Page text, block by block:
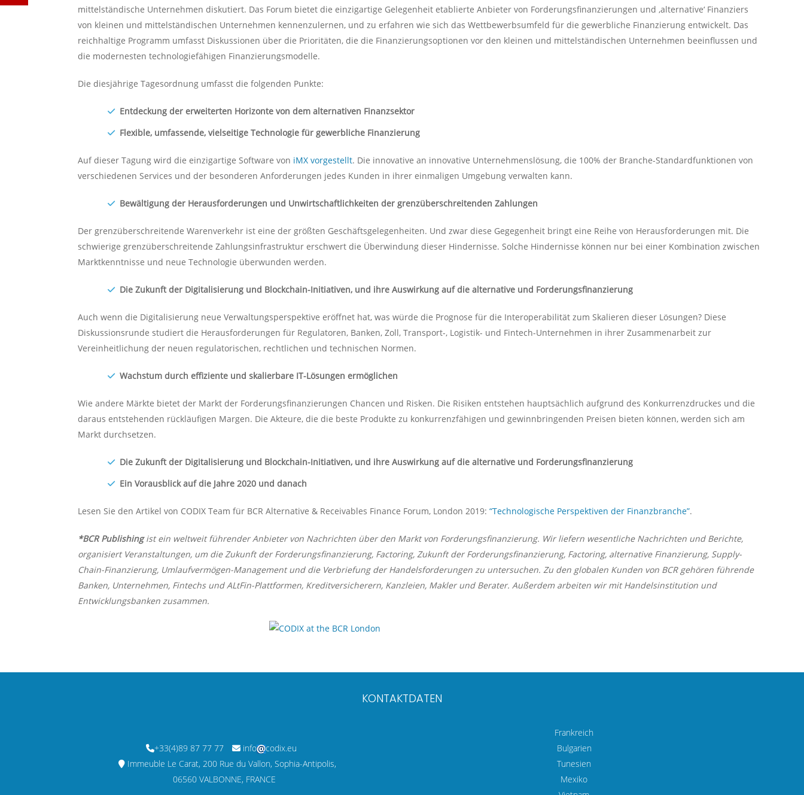
mittelständische Unternehmen diskutiert. Das Forum bietet die einzigartige Gelegenheit etablierte Anbieter von Forderungsfinanzierungen und ‚alternative‘ Finanziers
von kleinen und mittelständischen Unternehmen kennenzulernen, und zu erfahren wie sich das Wettbewerbsumfeld für die gewerbliche Finanzierung entwickelt. Das
reichhaltige Programm umfasst Diskussionen über die Prioritäten, die die Finanzierungsoptionen vor den kleinen und mittelständischen Unternehmen beeinflussen und
die modernesten technologiefähigen Finanzierungsmodelle.
Die diesjährige Tagesordnung umfasst die folgenden Punkte:
Entdeckung der erweiterten Horizonte von dem alternativen Finanzsektor
Flexible, umfassende, vielseitige Technologie für gewerbliche Finanzierung
Auf dieser Tagung wird die einzigartige Software von iMX vorgestellt. Die innovative an innovative Unternehmenslösung, die 100% der Branche-Standardfunktionen von
verschiedenen Services und der besonderen Anforderungen jedes Kunden in ihrer einmaligen Umgebung verwalten kann.
Bewältigung der Herausforderungen und Unwirtschaftlichkeiten der grenzüberschreitenden Zahlungen
Der grenzüberschreitende Warenverkehr ist eine der größten Geschäftsgelegenheiten. Und zwar diese Gegegenheit bringt eine Reihe von Herausforderungen mit. Die
schwierige grenzüberschreitende Zahlungsinfrastruktur erschwert die Überwindung dieser Hindernisse. Solche Hindernisse können nur bei einer Kombination zwischen
Marktkenntnisse und neue Technologie überwunden werden.
Die Zukunft der Digitalisierung und Blockchain-Initiativen, und ihre Auswirkung auf die alternative und Forderungsfinanzierung
Auch wenn die Digitalisierung neue Verwaltungsperspektive eröffnet hat, was würde die Prognose für die Interoperabilität zum Skalieren dieser Lösungen? Diese
Diskussionsrunde studiert die Herausforderungen für Regulatoren, Banken, Zoll, Transport-, Logistik- und Fintech-Unternehmen in ihrer Zusammenarbeit zur
Vereinheitlichung der neuen regulatorischen, rechtlichen und technischen Normen.
Wachstum durch effiziente und skalierbare IT-Lösungen ermöglichen
Wie andere Märkte bietet der Markt der Forderungsfinanzierungen Chancen und Risken. Die Risiken entstehen hauptsächlich aufgrund des Konkurrenzdruckes und die
daraus entstehenden rückläufigen Margen. Die Akteure, die die beste Produkte zu konkurrenzfähigen und gewinnbringenden Preisen bieten können, werden sich am
Markt durchsetzen.
Die Zukunft der Digitalisierung und Blockchain-Initiativen, und ihre Auswirkung auf die alternative und Forderungsfinanzierung
Ein Vorausblick auf die Jahre 2020 und danach
Lesen Sie den Artikel von CODIX Team für BCR Alternative & Receivables Finance Forum, London 2019: “Technologische Perspektiven der Finanzbranche”.
*BCR Publishingist ein weltweit führender Anbieter von Nachrichten über den Markt von Forderungsfinanzierung. Wir liefern wesentliche Nachrichten und Berichte,
organisiert Veranstaltungen, um die Zukunft der Forderungsfinanzierung, Factoring, Zukunft der Forderungsfinanzierung, Factoring, alternative Finanzierung, Supply-
Chain-Finanzierung, Umlaufvermögen-Management und die Verbriefung der Handelsforderungen zu untersuchen. Zu den globalen Kunden von BCR gehören führende
Banken, Unternehmen, Fintechs und ALtFin-Plattformen, Kreditversicherern, Kanzleien, Makler und Berater. Außerdem arbeiten wir mit Handelsinstitution und
Entwicklungsbanken zusammen.
KONTAKTDATEN
+33(4)89 87 77 77 info
codix.eu
Immeuble Le Carat, 200 Rue du Vallon, Sophia-Antipolis,
06560 VALBONNE, FRANCE
Frankreich
Bulgarien
Tunesien
Mexiko